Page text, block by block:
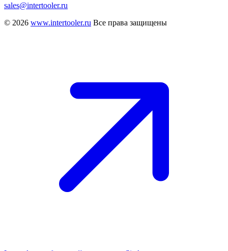
sales@intertooler.ru
© 2026 www.intertooler.ru Все права защищены